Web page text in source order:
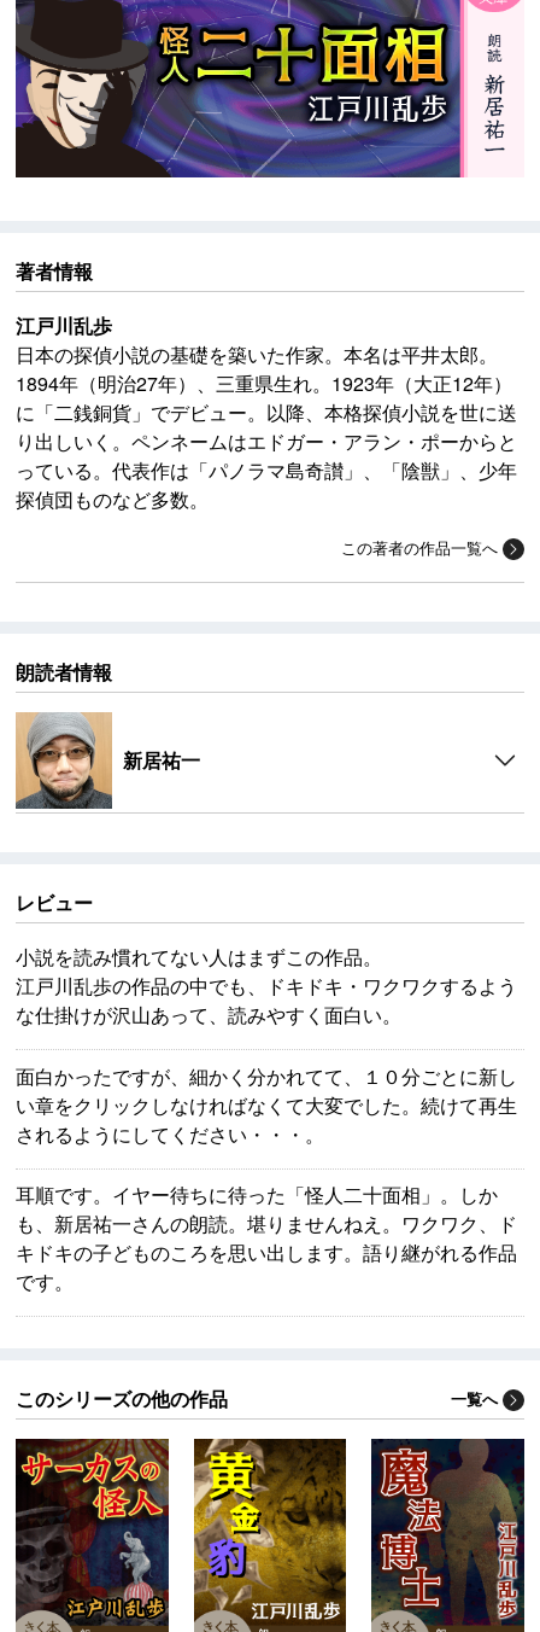
著者情報
江戸川乱歩
日本の探偵小説の基礎を築いた作家。本名は平井太郎。
1894年（明治27年）、三重県生れ。1923年（大正12年）
に「二銭銅貨」でデビュー。以降、本格探偵小説を世に送
り出しいく。ペンネームはエドガー・アラン・ポーからと
っている。代表作は「パノラマ島奇讃」、「陰獣」、少年
探偵団ものなど多数。
この著者の作品一覧へ
朗読者情報
新居祐一
レビュー
小説を読み慣れてない人はまずこの作品。
江戸川乱歩の作品の中でも、ドキドキ・ワクワクするよう
な仕掛けが沢山あって、読みやすく面白い。
面白かったですが、細かく分かれてて、１０分ごとに新し
い章をクリックしなければなくて大変でした。続けて再生
されるようにしてください・・・。
耳順です。イヤー待ちに待った「怪人二十面相」。しか
も、新居祐一さんの朗読。堪りませんねえ。ワクワク、ド
キドキの子どものころを思い出します。語り継がれる作品
です。
このシリーズの他の作品 一覧へ